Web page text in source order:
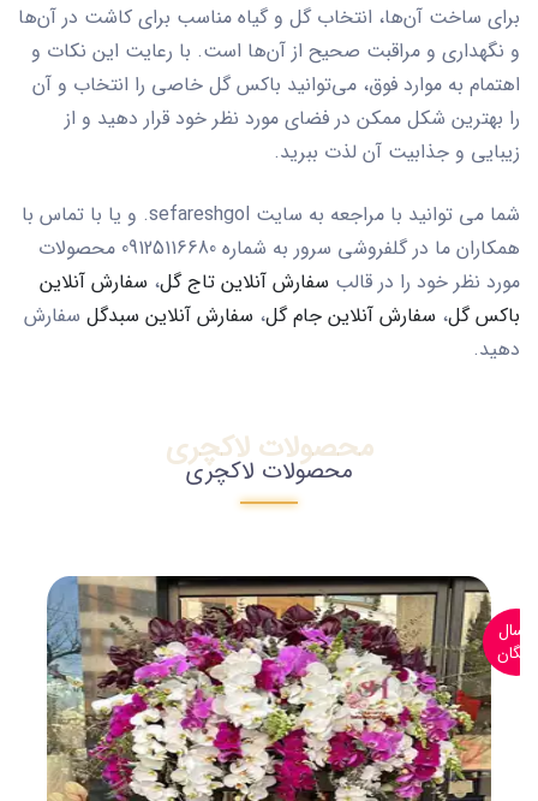
برای ساخت آن‌ها، انتخاب گل و گیاه مناسب برای کاشت در آن‌ها
و نگهداری و مراقبت صحیح از آن‌ها است. با رعایت این نکات و
اهتمام به موارد فوق، می‌توانید باکس گل خاصی را انتخاب و آن
را بهترین شکل ممکن در فضای مورد نظر خود قرار دهید و از
زیبایی و جذابیت آن لذت ببرید.
شما می توانید با مراجعه به سایت sefareshgol. و یا با تماس با
همکاران ما در گلفروشی سرور به شماره 09125116680 محصولات
مورد نظر خود را در قالب سفارش آنلاین تاج گل، سفارش آنلاین
باکس گل، سفارش آنلاین جام گل، سفارش آنلاین سبدگل سفارش
دهید.
محصولات لاکچری
محصولات لاکچری
ارسال
رایگان